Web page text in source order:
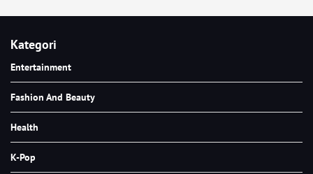
Kategori
Entertainment
Fashion And Beauty
Health
K-Pop